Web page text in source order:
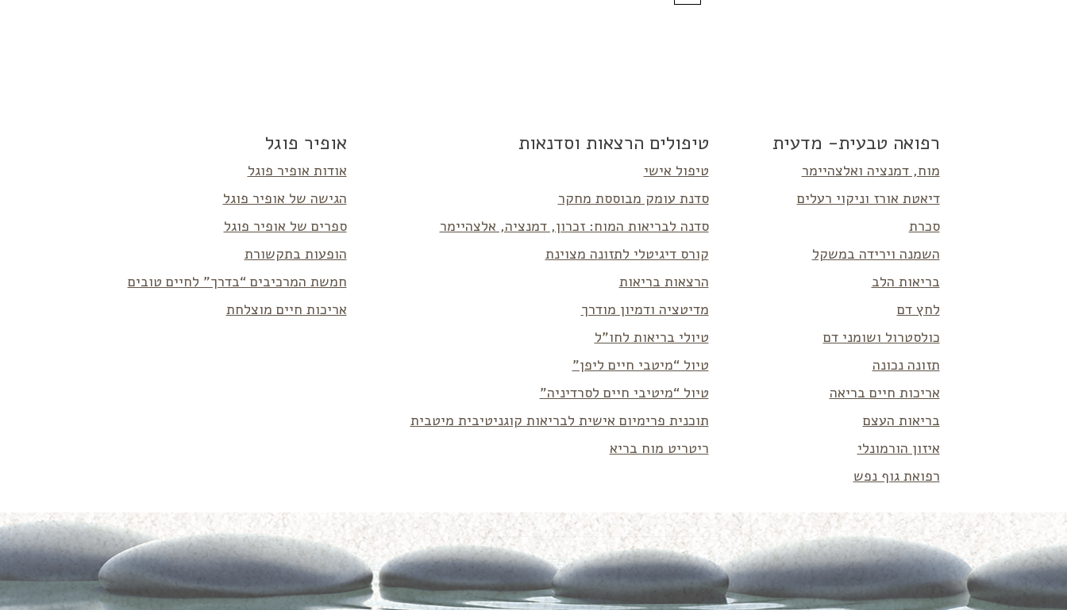
אופיר פוגל
אודות אופיר פוגל
הגישה של אופיר פוגל
ספרים של אופיר פוגל
הופעות בתקשורת
חמשת המרכיבים “בדרך” לחיים טובים
אריכות חיים מוצלחת
טיפולים הרצאות וסדנאות
טיפול אישי
סדנת עומק מבוססת מחקר
סדנה לבריאות המוח: זכרון, דמנציה, אלצהיימר
קורס דיגיטלי לתזונה מצוינת
הרצאות בריאות
מדיטציה ודמיון מודרך
טיולי בריאות לחו”ל
טיול “מיטבי חיים ליפן”
טיול “מיטיבי חיים לסרדיניה”
תוכנית פרימיום אישית לבריאות קוגניטיבית מיטבית
ריטריט מוח בריא
רפואה טבעית- מדעית
מוח, דמנציה ואלצהיימר
דיאטת אורז וניקוי רעלים
סכרת
השמנה וירידה במשקל
בריאות הלב
לחץ דם
כולסטרול ושומני דם
תזונה נכונה
אריכות חיים בריאה
בריאות העצם
איזון הורמונלי
רפואת גוף נפש